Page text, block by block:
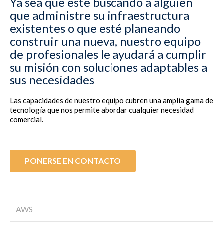
que administre su infraestructura
existentes o que esté planeando
construir una nueva, nuestro equipo
de profesionales le ayudará a cumplir
su misión con soluciones adaptables a
sus necesidades
Las capacidades de nuestro equipo cubren una amplia gama de
tecnología que nos permite abordar cualquier necesidad
comercial.
PONERSE EN CONTACTO
AWS